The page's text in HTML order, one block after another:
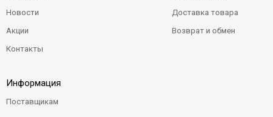
Новости
Акции
Контакты
Доставка товара
Возврат и обмен
Информация
Поставщикам